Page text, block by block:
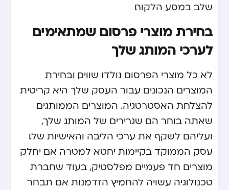
שלב במסע הלקוח.
בחירת מוצרי פרסום שמתאימים
לערכי המותג שלך
לא כל מוצרי הפרסום נולדו שווים, ובחירת
המוצרים הנכונים עבור העסק שלך היא קריטית
להצלחת האסטרטגיה. המוצרים הממותגים
שאתה בוחר הם שגרירים של המותג שלך,
ועליהם לשקף את ערכי הליבה והאישיות שלו.
עסק הממוקד בקיימות יחטא למטרה אם יחלק
מוצרים חד פעמיים מפלסטיק, בעוד שחברת
טכנולוגיה עשויה להחמיץ הזדמנות אם תבחר